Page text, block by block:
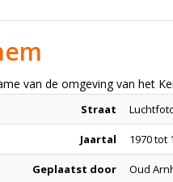
van de omgeving van het
Straat
Jaartal 1970 tot
Geplaatst door Oud